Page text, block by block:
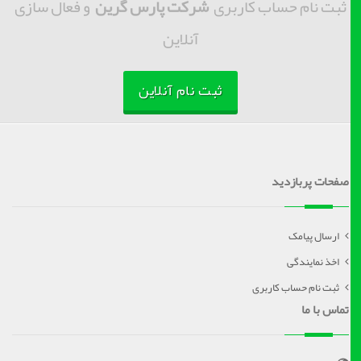
ثبت نام حساب کاربریشرکت پارس گرینو فعال سازی
آنلاین
ثبت نام آنلاین
صفحات پربازدید
ارسال پیامک
اخذ نمایندگی
ثبت نام حساب کاربری
تماس با ما